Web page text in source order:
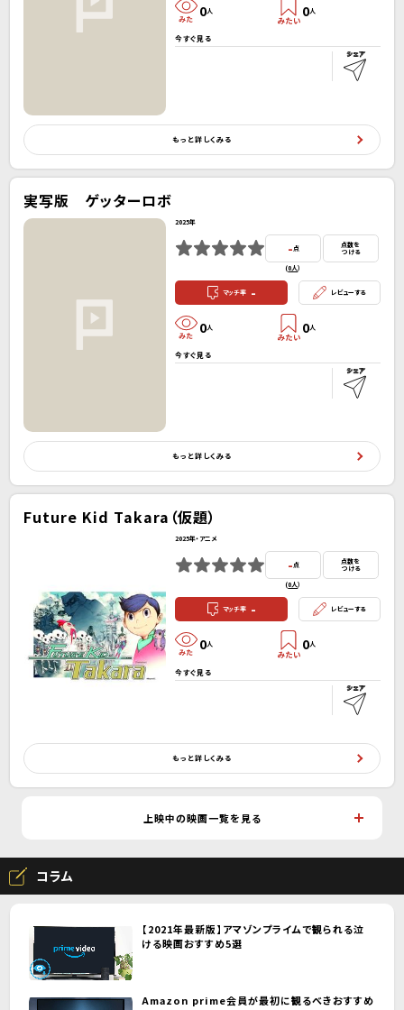
0人 0人
今すぐ見る
もっと詳しくみる
実写版 ゲッターロボ
2025年
-点
(0人）
点数を
つける
マッチ率 - レビューする
0人 0人
今すぐ見る
もっと詳しくみる
Future Kid Takara（仮題）
2025年・アニメ
-点
(0人）
点数を
つける
マッチ率 - レビューする
0人 0人
今すぐ見る
もっと詳しくみる
上映中の映画一覧を見る
コラム
【2021年最新版】アマゾンプライムで観られる泣
ける映画おすすめ5選
Amazon prime会員が最初に観るべきおすすめ